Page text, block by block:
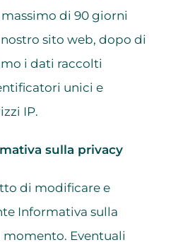
di 90 giorni
sito web, dopo di
i dati raccolti
unici e
IP.
sulla privacy
di modificare e
Informativa sulla
momento. Eventuali